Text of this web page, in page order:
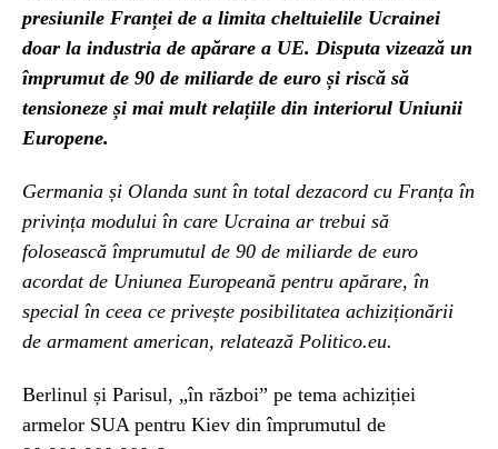
presiunile Franței de a limita cheltuielile Ucrainei
doar la industria de apărare a UE. Disputa vizează un
împrumut de 90 de miliarde de euro și riscă să
tensioneze și mai mult relațiile din interiorul Uniunii
Europene.
Germania și Olanda sunt în total dezacord cu Franța în
privința modului în care Ucraina ar trebui să
folosească împrumutul de 90 de miliarde de euro
acordat de Uniunea Europeană pentru apărare, în
special în ceea ce privește posibilitatea achiziționării
de armament american, relatează Politico.eu.
Berlinul și Parisul, „în război” pe tema achiziției
armelor SUA pentru Kiev din împrumutul de